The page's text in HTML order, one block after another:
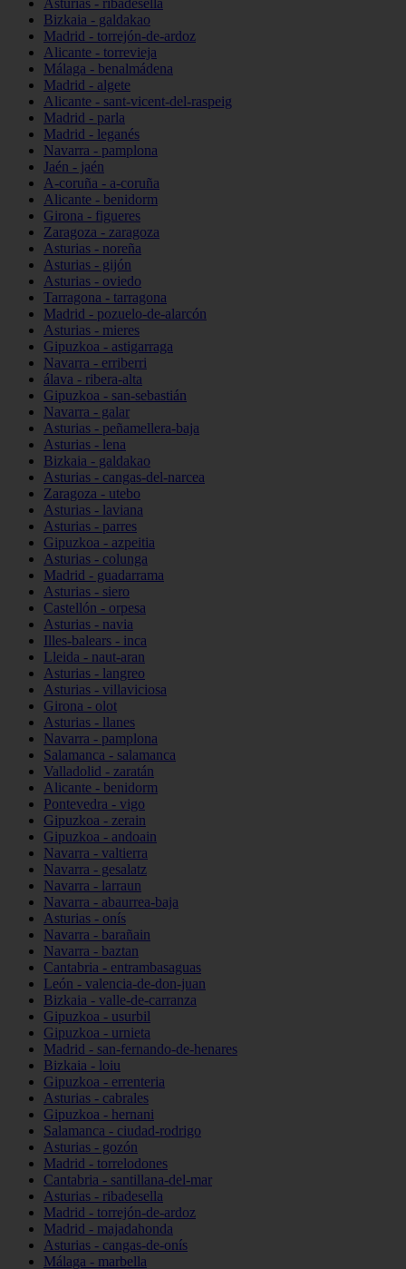
Asturias - ribadesella
Bizkaia - galdakao
Madrid - torrejón-de-ardoz
Alicante - torrevieja
Málaga - benalmádena
Madrid - algete
Alicante - sant-vicent-del-raspeig
Madrid - parla
Madrid - leganés
Navarra - pamplona
Jaén - jaén
A-coruña - a-coruña
Alicante - benidorm
Girona - figueres
Zaragoza - zaragoza
Asturias - noreña
Asturias - gijón
Asturias - oviedo
Tarragona - tarragona
Madrid - pozuelo-de-alarcón
Asturias - mieres
Gipuzkoa - astigarraga
Navarra - erriberri
álava - ribera-alta
Gipuzkoa - san-sebastián
Navarra - galar
Asturias - peñamellera-baja
Asturias - lena
Bizkaia - galdakao
Asturias - cangas-del-narcea
Zaragoza - utebo
Asturias - laviana
Asturias - parres
Gipuzkoa - azpeitia
Asturias - colunga
Madrid - guadarrama
Asturias - siero
Castellón - orpesa
Asturias - navia
Illes-balears - inca
Lleida - naut-aran
Asturias - langreo
Asturias - villaviciosa
Girona - olot
Asturias - llanes
Navarra - pamplona
Salamanca - salamanca
Valladolid - zaratán
Alicante - benidorm
Pontevedra - vigo
Gipuzkoa - zerain
Gipuzkoa - andoain
Navarra - valtierra
Navarra - gesalatz
Navarra - larraun
Navarra - abaurrea-baja
Asturias - onís
Navarra - barañain
Navarra - baztan
Cantabria - entrambasaguas
León - valencia-de-don-juan
Bizkaia - valle-de-carranza
Gipuzkoa - usurbil
Gipuzkoa - urnieta
Madrid - san-fernando-de-henares
Bizkaia - loiu
Gipuzkoa - errenteria
Asturias - cabrales
Gipuzkoa - hernani
Salamanca - ciudad-rodrigo
Asturias - gozón
Madrid - torrelodones
Cantabria - santillana-del-mar
Asturias - ribadesella
Madrid - torrejón-de-ardoz
Madrid - majadahonda
Asturias - cangas-de-onís
Málaga - marbella